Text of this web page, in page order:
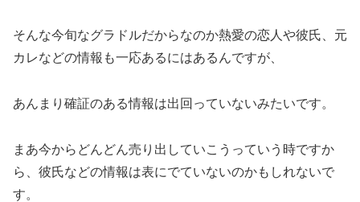
そんな今旬なグラドルだからなのか熱愛の恋人や彼氏、元
カレなどの情報も一応あるにはあるんですが、
あんまり確証のある情報は出回っていないみたいです。
まあ今からどんどん売り出していこうっていう時ですか
ら、彼氏などの情報は表にでていないのかもしれないで
す。